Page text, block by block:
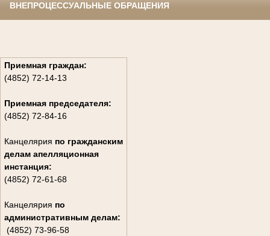
ВНЕПРОЦЕССУАЛЬНЫЕ ОБРАЩЕНИЯ
Приемная граждан:
(4852) 72-14-13
Приемная председателя:
(4852) 72-84-16
Канцелярия по гражданским
делам апелляционная
инстанция:
(4852) 72-61-68
Канцелярия по
административным делам:
(4852) 73-96-58